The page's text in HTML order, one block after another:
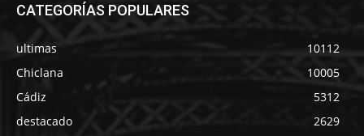
CATEGORÍAS POPULARES
ultimas
10112
Chiclana
10005
Cádiz
5312
destacado
2629